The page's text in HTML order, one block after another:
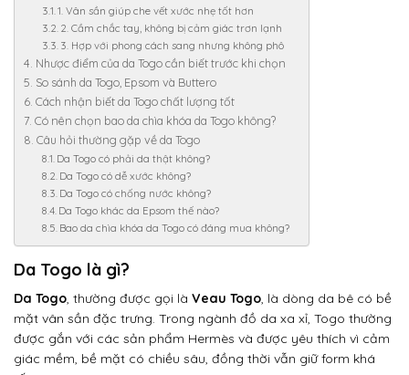
1. Vân sần giúp che vết xước nhẹ tốt hơn
2. Cầm chắc tay, không bị cảm giác trơn lạnh
3. Hợp với phong cách sang nhưng không phô
Nhược điểm của da Togo cần biết trước khi chọn
So sánh da Togo, Epsom và Buttero
Cách nhận biết da Togo chất lượng tốt
Có nên chọn bao da chìa khóa da Togo không?
Câu hỏi thường gặp về da Togo
Da Togo có phải da thật không?
Da Togo có dễ xước không?
Da Togo có chống nước không?
Da Togo khác da Epsom thế nào?
Bao da chìa khóa da Togo có đáng mua không?
Da Togo là gì?
Da Togo, thường được gọi là Veau Togo, là dòng da bê có bề
mặt vân sần đặc trưng. Trong ngành đồ da xa xỉ, Togo thường
được gắn với các sản phẩm Hermès và được yêu thích vì cảm
giác mềm, bề mặt có chiều sâu, đồng thời vẫn giữ form khá